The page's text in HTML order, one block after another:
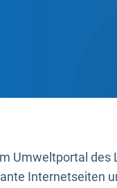
Umweltportal
Internetseiten